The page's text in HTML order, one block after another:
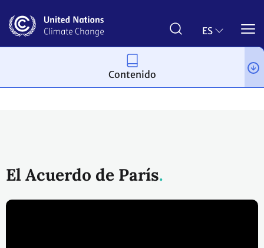
contenido
ES
El Acuerdo de París
Contenido